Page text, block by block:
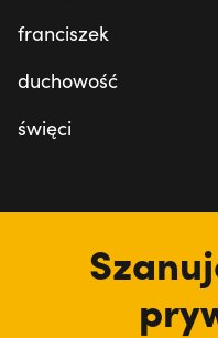
franciszek
duchowość
święci